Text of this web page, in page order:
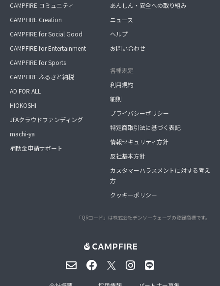
CAMPFIRE コミュニティ
CAMPFIRE Creation
CAMPFIRE for Social Good
CAMPFIRE for Entertainment
CAMPFIRE for Sports
CAMPFIRE ふるさと納税
AD FOR ALL
HIOKOSHI
JFAクラウドファンディング
machi-ya
補助金申請サポート
あんしん・安全への取り組み
ニュース
ヘルプ
お問い合わせ
各種規定
利用規約
細則
プライバシーポリシー
特定商取引法に基づく表記
情報セキュリティ方針
反社基本方針
カスタマーハラスメントに対する考え
方
クッキーポリシー
「QRコード」は株式会社デンソーウェーブの登録商標です。